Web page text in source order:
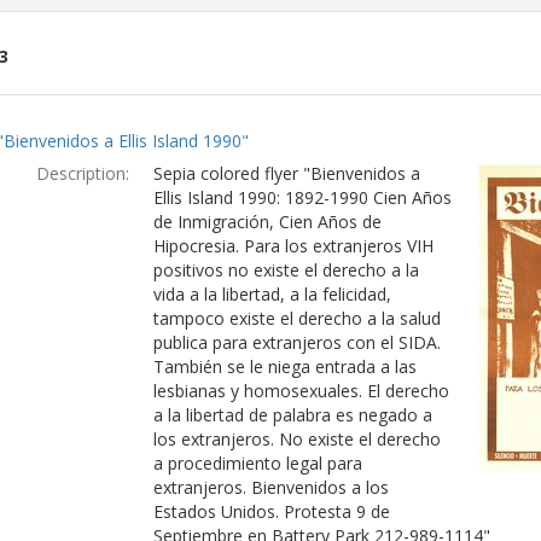
3
a Ellis Island 1990"
Description:
Sepia colored flyer "Bienvenidos a
Ellis Island 1990: 1892-1990 Cien Años
de Inmigración, Cien Años de
Hipocresia. Para los extranjeros VIH
positivos no existe el derecho a la
vida a la libertad, a la felicidad,
tampoco existe el derecho a la salud
publica para extranjeros con el SIDA.
También se le niega entrada a las
lesbianas y homosexuales. El derecho
a la libertad de palabra es negado a
los extranjeros. No existe el derecho
a procedimiento legal para
extranjeros. Bienvenidos a los
Estados Unidos. Protesta 9 de
Septiembre en Battery Park 212-989-1114"